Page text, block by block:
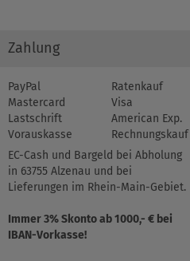
Zahlung
PayPal
Ratenkauf
Mastercard
Visa
Lastschrift
American Exp.
Vorauskasse
Rechnungskauf
EC-Cash und Bargeld bei Abholung
in 63755 Alzenau und bei
Lieferungen im Rhein-Main-Gebiet.
Immer 3% Skonto ab 1000,- € bei
IBAN-Vorkasse!